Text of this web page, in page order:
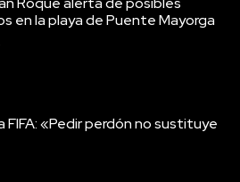
en la playa de Puente Mayorga
FIFA: «Pedir perdón no sustituye